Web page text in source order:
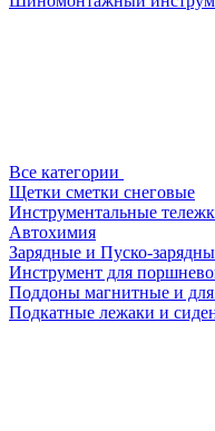
Все категории
Щетки сметки снеговые
Инструментальные
Автохимия
Зарядные и Пуско-
Инструмент для
Поддоны магнитные и для
Подкатные лежаки и